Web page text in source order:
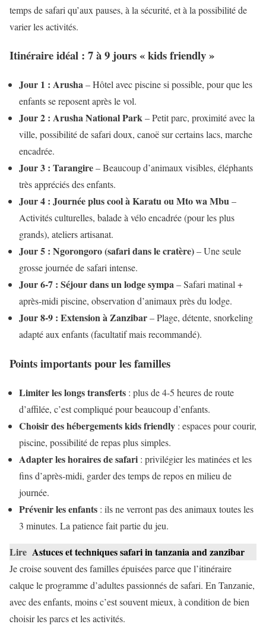
temps de safari qu’aux pauses, à la sécurité, et à la possibilité de
varier les activités.
Itinéraire idéal : 7 à 9 jours « kids friendly »
Jour 1 : Arusha– Hôtel avec piscine si possible, pour que les
enfants se reposent après le vol.
Jour 2 : Arusha National Park– Petit parc, proximité avec la
ville, possibilité de safari doux, canoë sur certains lacs, marche
encadrée.
Jour 3 : Tarangire– Beaucoup d’animaux visibles, éléphants
très appréciés des enfants.
Jour 4 : Journée plus cool à Karatu ou Mto wa Mbu–
Activités culturelles, balade à vélo encadrée (pour les plus
grands), ateliers artisanat.
Jour 5 : Ngorongoro (safari dans le cratère)– Une seule
grosse journée de safari intense.
Jour 6-7 : Séjour dans un lodge sympa– Safari matinal +
après-midi piscine, observation d’animaux près du lodge.
Jour 8-9 : Extension à Zanzibar– Plage, détente, snorkeling
adapté aux enfants (facultatif mais recommandé).
Points importants pour les familles
Limiter les longs transferts : plus de 4-5 heures de route
d’affilée, c’est compliqué pour beaucoup d’enfants.
Choisir des hébergements kids friendly : espaces pour courir,
piscine, possibilité de repas plus simples.
Adapter les horaires de safari : privilégier les matinées et les
fins d’après-midi, garder des temps de repos en milieu de
journée.
Prévenir les enfants : ils ne verront pas des animaux toutes les
3 minutes. La patience fait partie du jeu.
Lire Astuces et techniques safari in tanzania and zanzibar
Je croise souvent des familles épuisées parce que l’itinéraire
calque le programme d’adultes passionnés de safari. En Tanzanie,
avec des enfants, moins c’est souvent mieux, à condition de bien
choisir les parcs et les activités.